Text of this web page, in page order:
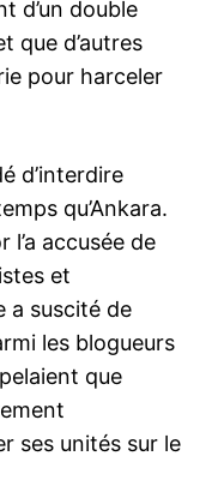
d’un double
que d’autres
pour harceler
d’interdire
qu’Ankara.
l’a accusée de
et
a suscité de
les blogueurs
que
ses unités sur le